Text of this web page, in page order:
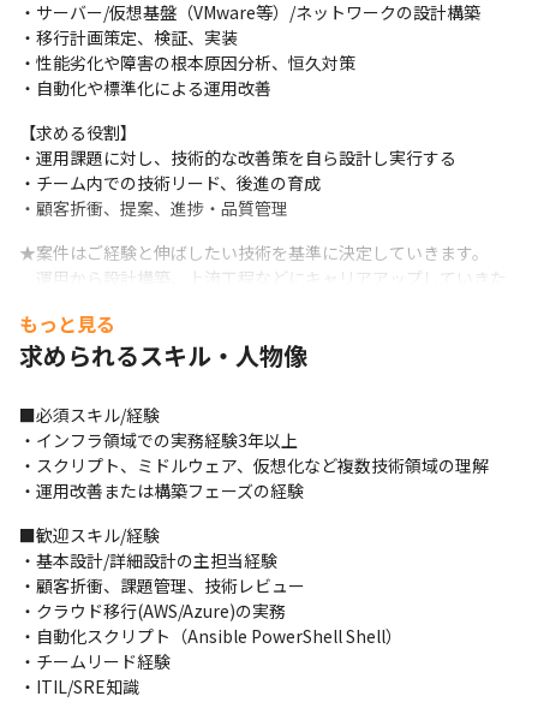
・サーバー/仮想基盤（VMware等）/ネットワークの設計構築
・移行計画策定、検証、実装
・性能劣化や障害の根本原因分析、恒久対策
・自動化や標準化による運用改善
【求める役割】
・運用課題に対し、技術的な改善策を自ら設計し実行する
・チーム内での技術リード、後進の育成
・顧客折衝、提案、進捗・品質管理
★案件はご経験と伸ばしたい技術を基準に決定していきます。
運用から設計構築、上流工程などにキャリアアップしていきた
【プロジェクト例】
・大規模オンプレ基盤の更改（Linux/Windows Server +
・認証基盤の刷新（AD/RADIUS）
・クラウドリフト案件（AWS/Azure移行支援）
・DR環境の設計と性能検証
・セキュリティ統制強化に伴うログ基盤導入
【育成と評価の仕組み】
・キャリアアドバイザー、営業による定期的なキャリア面談も実
施
・資格取得支援制度…受験費用負担、祝い金あり
・案件単価だけでなく、スキルも評価。
そのため、スキルアップが直接報酬に結びつくやりがいがあり
ます。
もっと見る
求められるスキル・人物像
■必須スキル/経験
・インフラ領域での実務経験3年以上
・スクリプト、ミドルウェア、仮想化など複数技術領域の理解
・運用改善または構築フェーズの経験
■歓迎スキル/経験
・基本設計/詳細設計の主担当経験
・顧客折衝、課題管理、技術レビュー
・クラウド移行(AWS/Azure)の実務
・自動化スクリプト（Ansible PowerShell Shell）
・チームリード経験
・ITIL/SRE知識